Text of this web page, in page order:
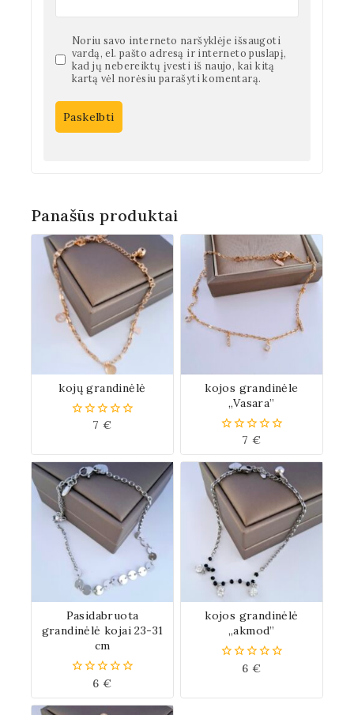
Noriu savo interneto naršyklėje išsaugoti
vardą, el. pašto adresą ir interneto puslapį,
kad jų nebereiktų įvesti iš naujo, kai kitą
kartą vėl norėsiu parašyti komentarą.
Panašūs produktai
kojų grandinėlė
7 €
kojos grandinėle
„Vasara”
iš
5
7 €
Pasidabruota
grandinėlė kojai 23-31
cm
iš
5
6 €
kojos grandinėlė
„akmod”
6 €